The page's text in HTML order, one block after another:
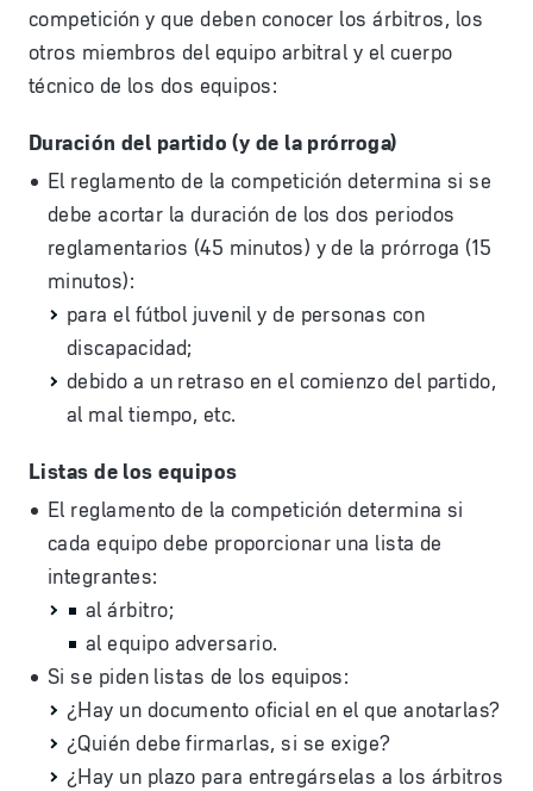
competición y que deben conocer los árbitros, los
otros miembros del equipo arbitral y el cuerpo
técnico de los dos equipos:
Duración del partido (y de la prórroga)
El reglamento de la competición determina si se
debe acortar la duración de los dos periodos
reglamentarios (45 minutos) y de la prórroga (15
minutos):
para el fútbol juvenil y de personas con
discapacidad;
debido a un retraso en el comienzo del partido,
al mal tiempo, etc.
Listas de los equipos
El reglamento de la competición determina si
cada equipo debe proporcionar una lista de
integrantes:
al árbitro;
al equipo adversario.
Si se piden listas de los equipos:
¿Hay un documento oficial en el que anotarlas?
¿Quién debe firmarlas, si se exige?
¿Hay un plazo para entregárselas a los árbitros